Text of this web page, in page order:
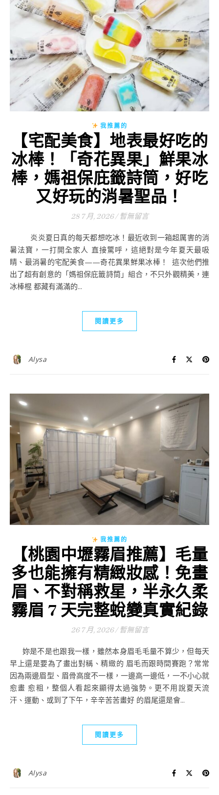
我推薦的
【宅配美食】地表最好吃的
冰棒！「奇花異果」鮮果冰
棒，媽祖保庇籤詩筒，好吃
又好玩的消暑聖品！
28 7 月, 2026 / 暫無留言
炎炎夏日真的每天都想吃冰！最近收到一箱超厲害的消
暑法寶，一打開全家人 直接驚呼，這絕對是今年夏天最吸
睛、最消暑的宅配美食——奇花異果鮮果冰棒！ 這次他們推
出了超有創意的「媽祖保庇籤詩筒」組合，不只外觀精美，連
冰棒棍 都藏有滿滿的...
閱讀更多
Alysa
我推薦的
【桃園中壢霧眉推薦】毛量
多也能擁有精緻妝感！免畫
眉、不對稱救星，半永久柔
霧眉 7 天完整蛻變真實紀錄
26 7 月, 2026 / 暫無留言
妳是不是也跟我一樣，雖然本身眉毛毛量不算少，但每天
早上還是要為了畫出對稱、精緻的 眉毛而跟時間賽跑？常常
因為兩邊眉型、眉骨高度不一樣，一邊高一邊低，一不小心就
愈畫 愈粗，整個人看起來顯得太過強勢。更不用說夏天流
汗、運動、或到了下午，辛辛苦苦畫好 的眉尾還是會...
閱讀更多
Alysa